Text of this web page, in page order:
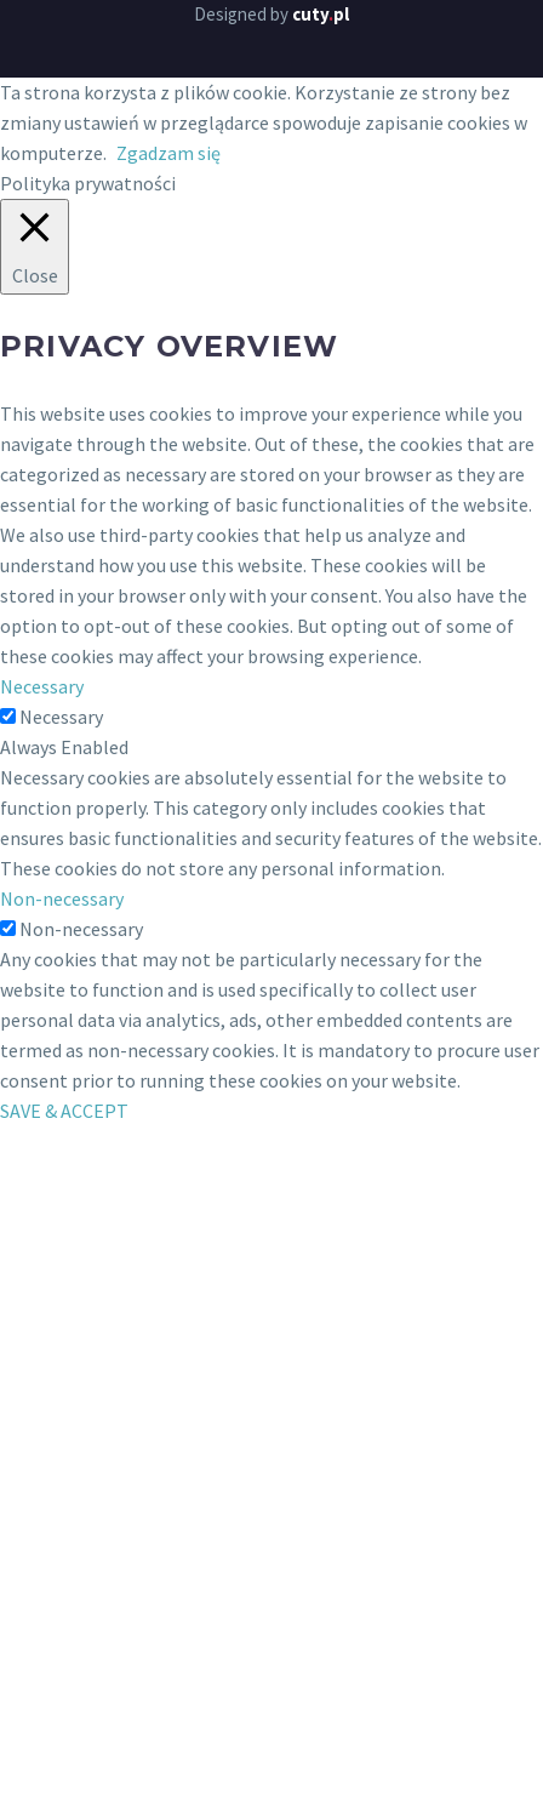
Designed by cuty.pl
Ta strona korzysta z plików cookie. Korzystanie ze strony bez
zmiany ustawień w przeglądarce spowoduje zapisanie cookies w
komputerze. Zgadzam się
Polityka prywatności
Close
PRIVACY OVERVIEW
This website uses cookies to improve your experience while you
navigate through the website. Out of these, the cookies that are
categorized as necessary are stored on your browser as they are
essential for the working of basic functionalities of the website.
We also use third-party cookies that help us analyze and
understand how you use this website. These cookies will be
stored in your browser only with your consent. You also have the
option to opt-out of these cookies. But opting out of some of
these cookies may affect your browsing experience.
Necessary
Necessary
Always Enabled
Necessary cookies are absolutely essential for the website to
function properly. This category only includes cookies that
ensures basic functionalities and security features of the website.
These cookies do not store any personal information.
Non-necessary
Non-necessary
Any cookies that may not be particularly necessary for the
website to function and is used specifically to collect user
personal data via analytics, ads, other embedded contents are
termed as non-necessary cookies. It is mandatory to procure user
consent prior to running these cookies on your website.
SAVE & ACCEPT